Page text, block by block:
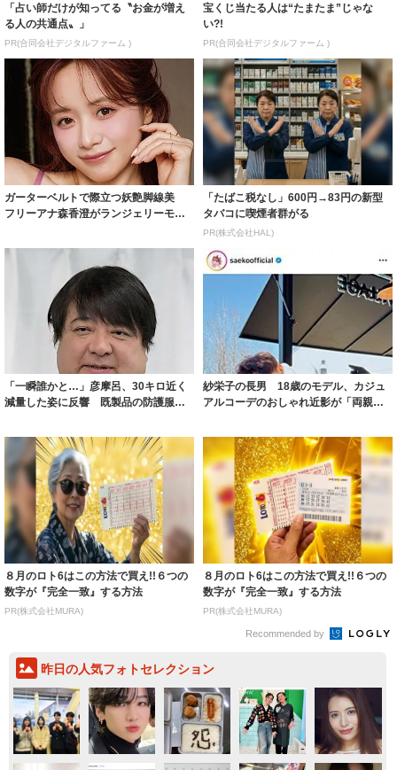
「占い師だけが知ってる〝お金が増え
る人の共通点〟」
PR(合同会社デジタルファーム )
宝くじ当たる人は“たまたま”じゃな
い?!
PR(合同会社デジタルファーム )
ガーターベルトで際立つ妖艶脚線美
フリーアナ森香澄がランジェリーモデ
「たばこ税なし」600円→83円の新型
タバコに喫煙者群がる
PR(株式会社HAL)
「一瞬誰かと…」彦摩呂、30キロ近く
減量した姿に反響 既製品の防護服が
紗栄子の長男 18歳のモデル、カジュ
アルコーデのおしゃれ近影が「両親の
８月のロト6はこの方法で買え!!６つの
数字が『完全一致』する方法
PR(株式会社MURA)
８月のロト6はこの方法で買え!!６つの
数字が『完全一致』する方法
PR(株式会社MURA)
Recommended by
昨日の人気フォトセレクション